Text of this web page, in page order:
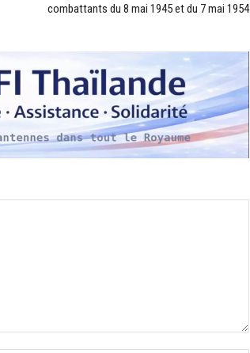
combattants du 8 mai 1945 et du 7 mai 1954